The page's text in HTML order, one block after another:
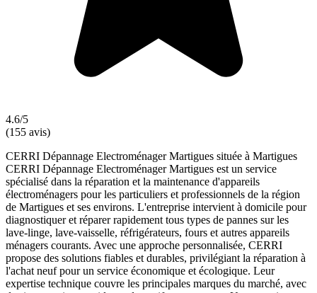
4.6/5
(155 avis)
CERRI Dépannage Electroménager Martigues située à Martigues
CERRI Dépannage Electroménager Martigues est un service
spécialisé dans la réparation et la maintenance d'appareils
électroménagers pour les particuliers et professionnels de la région
de Martigues et ses environs. L'entreprise intervient à domicile pour
diagnostiquer et réparer rapidement tous types de pannes sur les
lave-linge, lave-vaisselle, réfrigérateurs, fours et autres appareils
ménagers courants. Avec une approche personnalisée, CERRI
propose des solutions fiables et durables, privilégiant la réparation à
l'achat neuf pour un service économique et écologique. Leur
expertise technique couvre les principales marques du marché, avec